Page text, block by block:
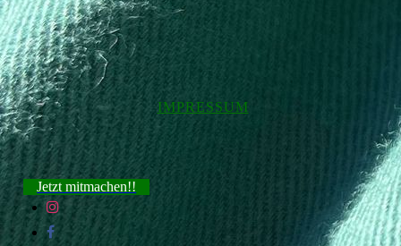
IMPRESSUM
Jetzt mitmachen!!